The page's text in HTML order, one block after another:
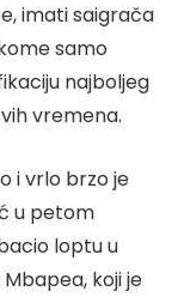
imati saigrača
samo
najboljeg
vremena.
i vrlo brzo je
u petom
loptu u
koji je